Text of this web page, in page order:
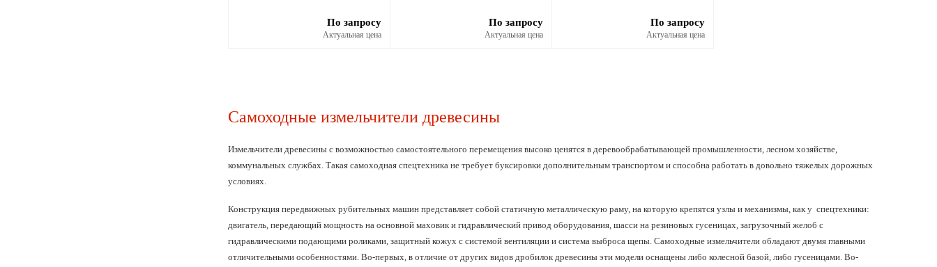
По запросу
Актуальная цена
По запросу
Актуальная цена
По запросу
Актуальная цена
Самоходные измельчители древесины
Измельчители древесины с возможностью самостоятельного перемещения высоко ценятся в деревообрабатывающей промышленности, лесном хозяйстве,
коммунальных службах. Такая самоходная спецтехника не требует буксировки дополнительным транспортом и способна работать в довольно тяжелых дорожных
условиях.
Конструкция передвижных рубительных машин представляет собой статичную металлическую раму, на которую крепятся узлы и механизмы, как у спецтехники:
двигатель, передающий мощность на основной маховик и гидравлический привод оборудования, шасси на резиновых гусеницах, загрузочный желоб с
гидравлическими подающими роликами, защитный кожух с системой вентиляции и система выброса щепы. Самоходные измельчители обладают двумя главными
отличительными особенностями. Во-первых, в отличие от других видов дробилок древесины эти модели оснащены либо колесной базой, либо гусеницами. Во-